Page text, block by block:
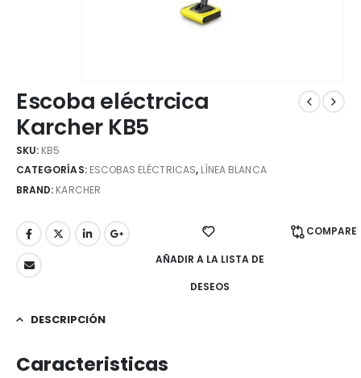
Escoba eléctrcica
Karcher KB5
SKU: KB5
CATEGORÍAS: ESCOBAS ELÉCTRICAS, LÍNEA BLANCA
BRAND: KARCHER
AÑADIR A LA LISTA DE
DESEOS
COMPARE
DESCRIPCIÓN
Caracteristicas